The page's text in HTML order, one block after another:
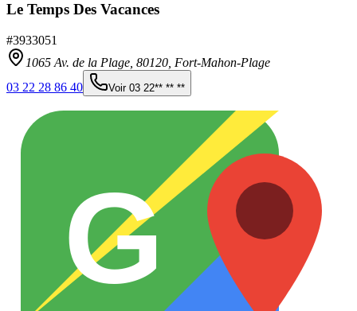
Le Temps Des Vacances
#3933051
1065 Av. de la Plage, 80120 Fort-Mahon-Plage
03 22 28 86 40
Voir 03 22** ** **
G